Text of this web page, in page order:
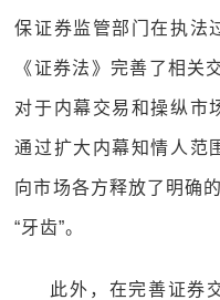
保证券监管部门在执法
《证券法》完善了相关
对于内幕交易和操纵市
通过扩大内幕知情人范
向市场各方释放了明确
“牙齿”。
此外，在完善证券